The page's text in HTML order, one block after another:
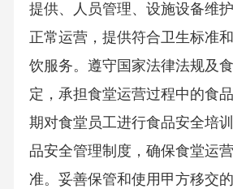
提供、人员管理、设施设备维
正常运营，提供符合卫生标准
饮服务。遵守国家法律法规及
定，承担食堂运营过程中的食
期对食堂员工进行食品安全培
品安全管理制度，确保食堂运
准。妥善保管和使用甲方移交